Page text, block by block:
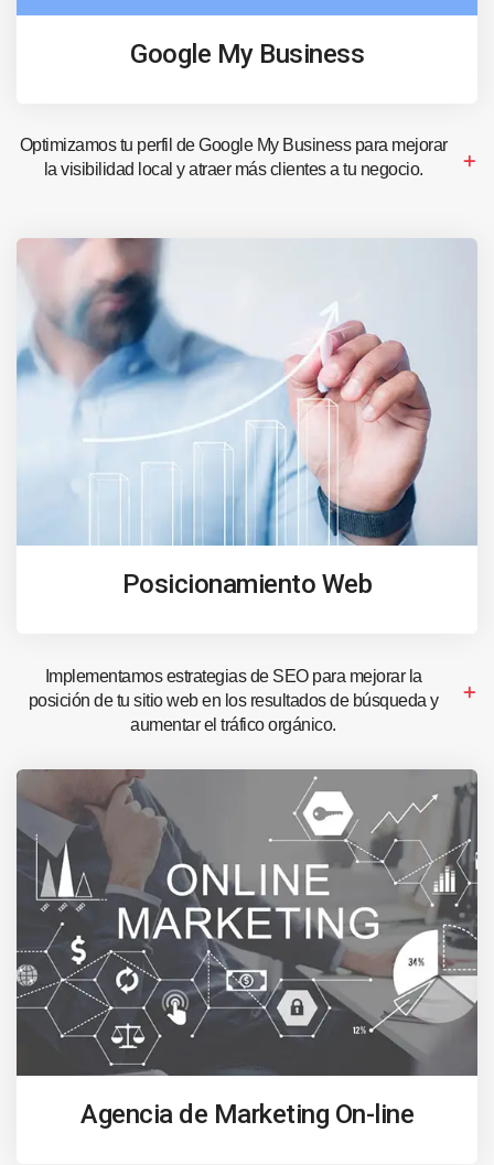
Google My Business
Optimizamos tu perfil de Google My Business para mejorar
la visibilidad local y atraer más clientes a tu negocio.
Posicionamiento Web
Implementamos estrategias de SEO para mejorar la
posición de tu sitio web en los resultados de búsqueda y
aumentar el tráfico orgánico.
Agencia de Marketing On-line